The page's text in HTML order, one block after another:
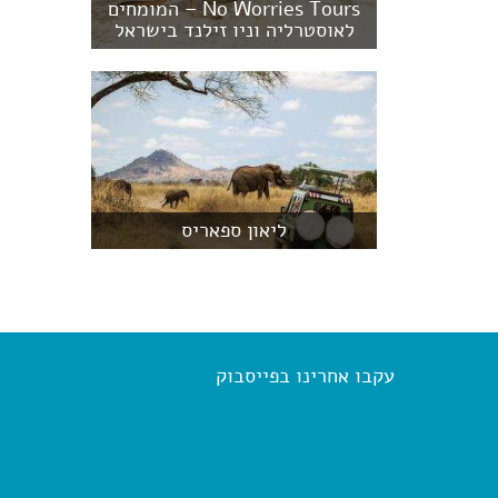
No Worries Tours – המומחים
לאוסטרליה וניו זילנד בישראל
ליאון ספאריס
עקבו אחרינו בפייסבוק